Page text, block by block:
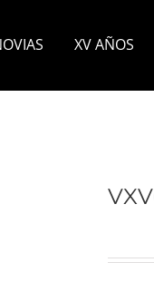
XV AÑOS